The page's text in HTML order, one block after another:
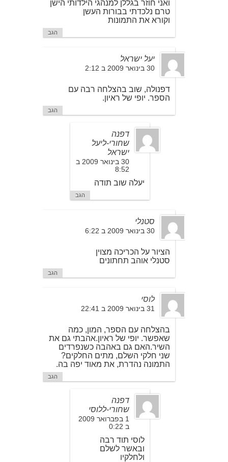
ואני חוזר בגללן למנהגי הילדותי הישן
טרם נלכדתי בבורות העשן
וקורא את התמונות
הגב
יעל ישראל
30 בינואר 2009 ב 2:12
דפנולה, שוב בהצלחה רבה עם
הספר. יופי של ראיון.
הגב
דפנה
שחורי-ליעל
ישראל
30 בינואר 2009 ב
8:52
יעלה שוב תודה
הגב
סטנלי
30 בינואר 2009 ב 6:22
הציור על הכריכה מצוין
סטנלי אוהב תחתונים
הגב
לוסי
31 בינואר 2009 ב 22:41
בהצלחה עם הספר, המון, כמה
שאפשר. יופי של ראיון.אהבתי גם את
השיר.האם גם באהבה כשנפרדים
שני חלקי השלם, מתים החלקים?
התמונה נהדרת, את מאוד יפה בה.
הגב
דפנה
שחורי-ללוסי
1 בפברואר 2009
ב 0:22
לוסי תוד רבה
ובאשר לשלם
ולחלקיו